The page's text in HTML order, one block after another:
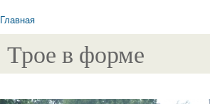
Главная
Трое в форме